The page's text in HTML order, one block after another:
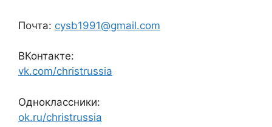
Почта: cysb1991@gmail.com
ВКонтакте:
vk.com/christrussia
Одноклассники:
ok.ru/christrussia